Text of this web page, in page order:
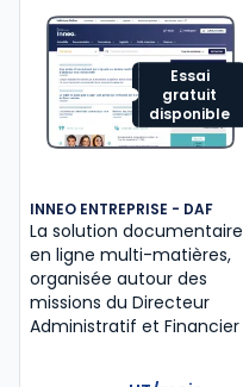
Essai
gratuit
disponible
INNEO ENTREPRISE - DAF
La solution documentaire
en ligne multi-matières,
organisée autour des
missions du Directeur
Administratif et Financier